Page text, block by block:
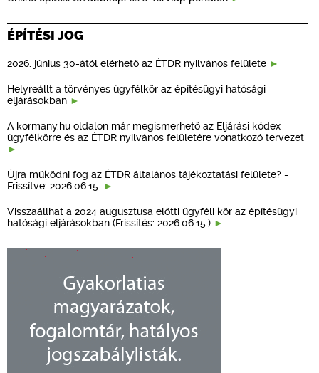
ÉPÍTÉSI JOG
2026. június 30-ától elérhető az ÉTDR nyilvános felülete
Helyreállt a törvényes ügyfélkör az építésügyi hatósági
eljárásokban
A kormany.hu oldalon már megismerhető az Eljárási kódex
ügyfélkörre és az ÉTDR nyilvános felületére vonatkozó tervezet
Újra működni fog az ÉTDR általános tájékoztatási felülete? -
Frissítve: 2026.06.15.
Visszaállhat a 2024 augusztusa előtti ügyféli kör az építésügyi
hatósági eljárásokban (Frissítés: 2026.06.15.)